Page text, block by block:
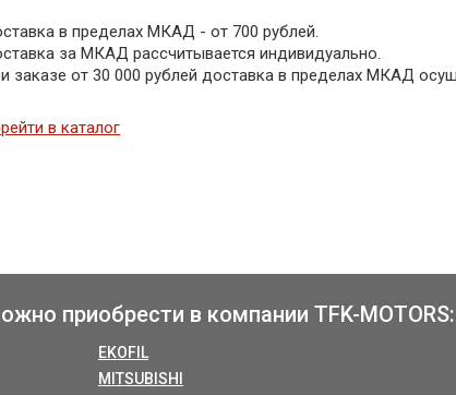
в пределах МКАД - от 700 рублей.
за МКАД рассчитывается индивидуально.
заказе от 30 000 рублей доставка в пределах МКАД
в каталог
приобрести в компании TFK-MOTORS:
EKOFIL
MITSUBISHI